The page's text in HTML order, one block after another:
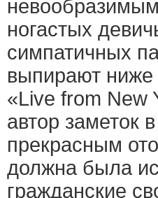
ногастых
симпатичных
выпирают ниже
«Live from New
автор заметок
прекрасным
должна была
гражданские